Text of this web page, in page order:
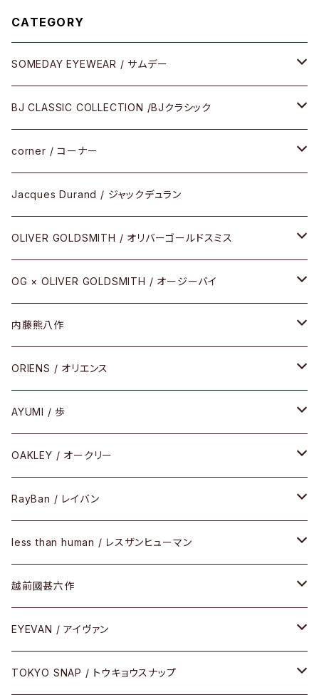
CATEGORY
SOMEDAY EYEWEAR / サムデー
メガネ
サングラス
アパレル
その他
BJ CLASSIC COLLECTION /BJクラシック
CELLULOID（CRAFTSMAN EDITION）
SHINBARI（CRAFTSMAN EDITION）
URUSHI（CRAFTSMAN EDITION）
REVIVAL EDITION
HEAVY EDITION
COMBI （コンビシリーズ）
PREMIUM（プレミアムシリーズ）
PLASTIC（プラスティックシリーズ）
SIRMONT（サーモントシリーズ）
SUNSHIFT
ケア用品
corner / コーナー
リサーチシリーズ
サブリメイションシリーズ
Jacques Durand / ジャックデュラン
OLIVER GOLDSMITH / オリバーゴールドスミス
メタル
セル
コンビ
OG × OLIVER GOLDSMITH / オージーバイ
メタル
セル
コンビ
内藤熊八作
セル
メタル
コンビ
ORIENS / オリエンス
セルフレーム
メタルフレーム
その他
AYUMI / 歩
セルフレーム
OAKLEY / オークリー
メガネフレーム
サングラス
Frogskins(フロッグスキン )
Latch(ラッチ)
その他
修理
小物
RayBan / レイバン
メガネフレーム
サングラス
その他
less than human / レスザンヒューマン
メガネフレーム
サングラス
その他
越前國甚六作
セルフレーム
メタルフレーム
EYEVAN / アイヴァン
メガネ
TOKYO SNAP / トウキョウスナップ